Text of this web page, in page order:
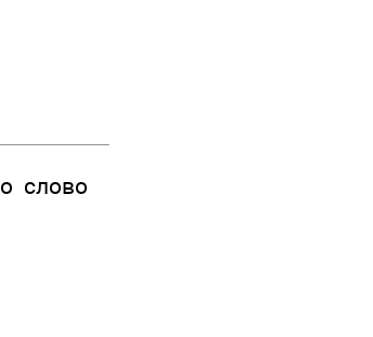
слово